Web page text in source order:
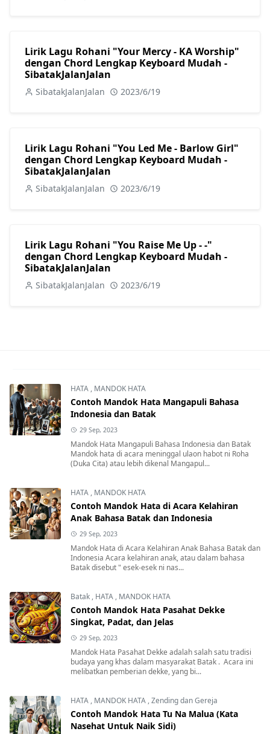
Lirik Lagu Rohani "Your Mercy - KA Worship"
dengan Chord Lengkap Keyboard Mudah -
SibatakJalanJalan
SibatakJalanJalan 2023/6/19
Lirik Lagu Rohani "You Led Me - Barlow Girl"
dengan Chord Lengkap Keyboard Mudah -
SibatakJalanJalan
SibatakJalanJalan 2023/6/19
Lirik Lagu Rohani "You Raise Me Up - -"
dengan Chord Lengkap Keyboard Mudah -
SibatakJalanJalan
SibatakJalanJalan 2023/6/19
HATA , MANDOK HATA
Contoh Mandok Hata Mangapuli Bahasa
Indonesia dan Batak
29 Sep, 2023
Mandok Hata Mangapuli Bahasa Indonesia dan Batak
Mandok hata di acara meninggal ulaon habot ni Roha
(Duka Cita) atau lebih dikenal Mangapul...
HATA , MANDOK HATA
Contoh Mandok Hata di Acara Kelahiran
Anak Bahasa Batak dan Indonesia
29 Sep, 2023
Mandok Hata di Acara Kelahiran Anak Bahasa Batak dan
Indonesia Acara kelahiran anak, atau dalam bahasa
Batak disebut " esek-esek ni nas...
Batak , HATA , MANDOK HATA
Contoh Mandok Hata Pasahat Dekke
Singkat, Padat, dan Jelas
29 Sep, 2023
Mandok Hata Pasahat Dekke adalah salah satu tradisi
budaya yang khas dalam masyarakat Batak . Acara ini
melibatkan pemberian dekke, yang bi...
HATA , MANDOK HATA ,Zending dan Gereja
Contoh Mandok Hata Tu Na Malua (Kata
Nasehat Untuk Naik Sidi)